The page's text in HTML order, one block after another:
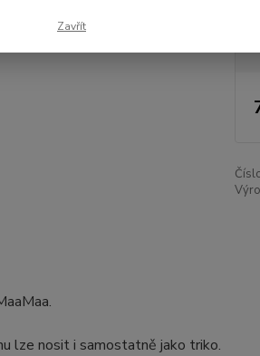
lze nosit i samostatně jako triko.
Zavřít